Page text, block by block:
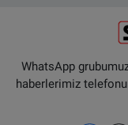
WhatsApp
haberlerimiz